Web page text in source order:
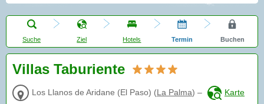
Suche Ziel Hotels Termin Buchen
Villas Taburiente
Los Llanos de Aridane (El Paso) (La Palma) – Karte